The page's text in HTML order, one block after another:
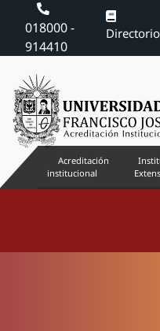
018000 -
914410
Directorio
Acreditación
institucional